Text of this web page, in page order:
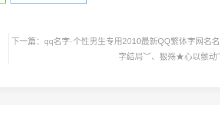
下一篇： qq名字-个性男生专用2010最新QQ繁体字网名名
字結局︶、狠殇★心以颤动”